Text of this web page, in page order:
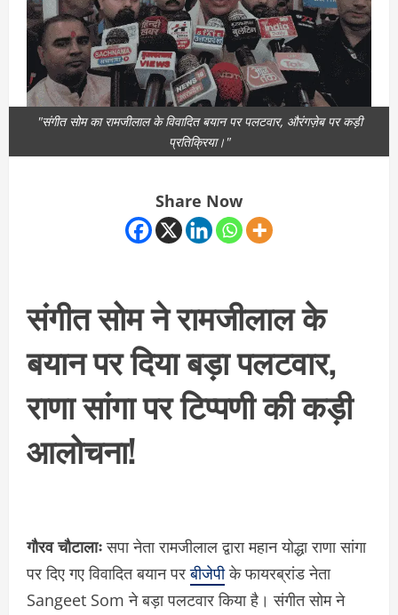
"संगीत सोम का रामजीलाल के विवादित बयान पर पलटवार, औरंगज़ेब पर कड़ी
प्रतिक्रिया।"
Share Now
संगीत सोम ने रामजीलाल के
बयान पर दिया बड़ा पलटवार,
राणा सांगा पर टिप्पणी की कड़ी
आलोचना!
गौरव चौटालाःसपा नेता रामजीलाल द्वारा महान योद्धा राणा सांगा
पर दिए गए विवादित बयान परबीजेपीके फायरब्रांड नेता
Sangeet Som ने बड़ा पलटवार किया है। संगीत सोम ने